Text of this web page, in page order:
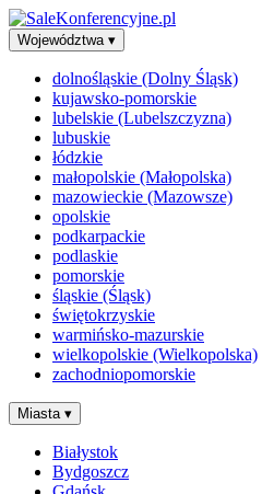
Województwa ▾
dolnośląskie (Dolny Śląsk)
kujawsko-pomorskie
lubelskie (Lubelszczyzna)
lubuskie
łódzkie
małopolskie (Małopolska)
mazowieckie (Mazowsze)
opolskie
podkarpackie
podlaskie
pomorskie
śląskie (Śląsk)
świętokrzyskie
warmińsko-mazurskie
wielkopolskie (Wielkopolska)
zachodniopomorskie
Miasta ▾
Białystok
Bydgoszcz